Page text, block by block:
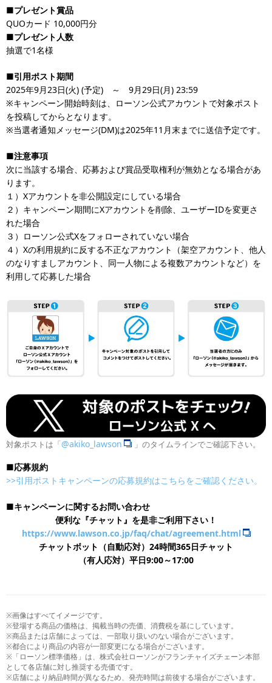
■プレゼント賞品
QUOカード 10,000円分
■プレゼント人数
抽選で1名様
■引用ポスト期間
2025年9月23日(火) (予定) ～ 9月29日(月) 23:59
※キャンペーン開始時刻は、ローソン公式アカウントで対象ポスト
を投稿してからとなります。
※当選者通知メッセージ(DM)は2025年11月末までに送信予定です。
■注意事項
次に当該する場合、応募および賞品受取権利が無効となる場合があ
ります。
１）Xアカウントを非公開設定にしている場合
２）キャンペーン期間にXアカウントを削除、ユーザーIDを変更さ
れた場合
３）ローソン公式Xをフォローされていない場合
４）Xの利用規約に反する不正なアカウント（架空アカウント、他人
のなりすましアカウント、同一人物による複数アカウントなど）を
利用して応募した場合
対象ポストは「@akiko_lawson 」のタイムラインでご確認下さい。
■応募規約
>>引用ポストキャンペーンの応募規約はこちらをご確認ください。
■キャンペーンに関するお問い合わせ
便利な『チャット』を是非ご利用下さい！
https://www.lawson.co.jp/faq/chat/agreement.html
チャットボット（自動応対）24時間365日チャット
​（有人応対）平日9:00～17:00
※画像はすべてイメージです。
※登場する商品の価格は、掲載当時の売価、消費税を基にしています。
※商品または店舗によっては、一部取り扱いのない場合がございます。
※都合により商品の内容が一部変更になる場合がございます。
※「ローソン標準価格」は、株式会社ローソンがフランチャイズチェーン本部
として各店舗に対し推奨する売価です。
※店舗により納品時間が異なるため、発売時間は前後する場合がございます。